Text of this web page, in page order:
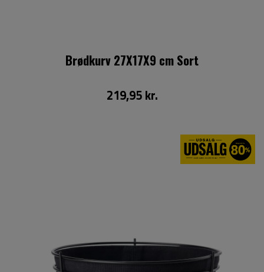
Brødkurv 27X17X9 cm Sort
219,95 kr.